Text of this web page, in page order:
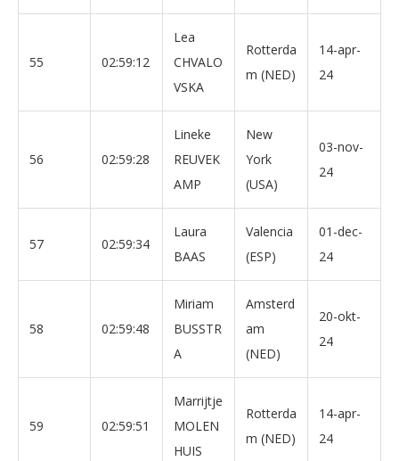
55 02:59:12
Lea
CHVALO
VSKA
Rotterda
m (NED)
14-apr-
24
56 02:59:28
Lineke
REUVEK
AMP
New
York
(USA)
03-nov-
24
57 02:59:34
Laura
BAAS
Valencia
(ESP)
01-dec-
24
58 02:59:48
Miriam
BUSSTR
A
Amsterd
am
(NED)
20-okt-
24
59 02:59:51
Marrijtje
MOLEN
HUIS
Rotterda
m (NED)
14-apr-
24